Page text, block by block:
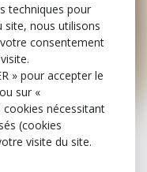
d’appréciation
techniques pour
nous utilisons
consentement
» pour accepter le
sur «
cookies nécessitant
(cookies
visite du site.